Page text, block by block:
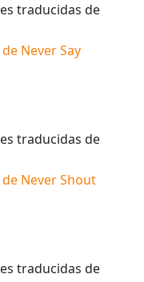
traducidas de
Never Say
traducidas de
Never Shout
traducidas de